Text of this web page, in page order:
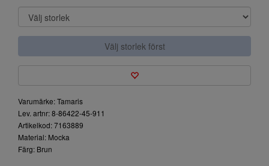
Välj storlek först
Varumärke: Tamaris
Lev. artnr: 8-86422-45-911
Artikelkod: 7163889
Material: Mocka
Färg: Brun